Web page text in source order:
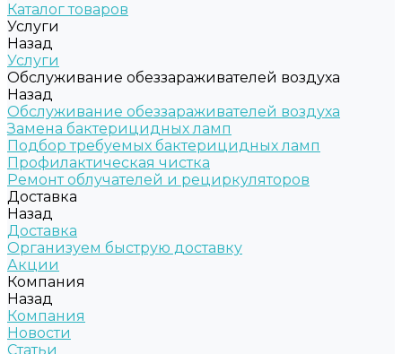
Каталог товаров
Услуги
Назад
Услуги
Обслуживание обеззараживателей воздуха
Назад
Обслуживание обеззараживателей воздуха
Замена бактерицидных ламп
Подбор требуемых бактерицидных ламп
Профилактическая чистка
Ремонт облучателей и рециркуляторов
Доставка
Назад
Доставка
Организуем быструю доставку
Акции
Компания
Назад
Компания
Новости
Статьи